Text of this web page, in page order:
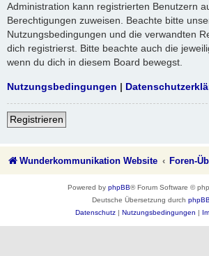
Administration kann registrierten Benutzern
Berechtigungen zuweisen. Beachte bitte
Nutzungsbedingungen und die verwandten
dich registrierst. Bitte beachte auch die
wenn du dich in diesem Board bewegst.
Nutzungsbedingungen |
Registrieren
Wunderkommunikation Website Foren-
Powered by phpBB® Forum Software ©
Deutsche Übersetzung durch
Datenschutz | Nutzungsbedingungen |